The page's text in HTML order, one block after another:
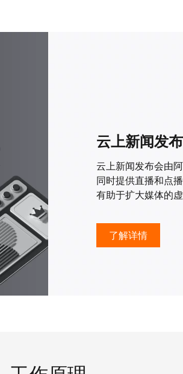
云上新闻发
云上新闻发布会由
同时提供直播和点
有助于扩大媒体的
了解详情